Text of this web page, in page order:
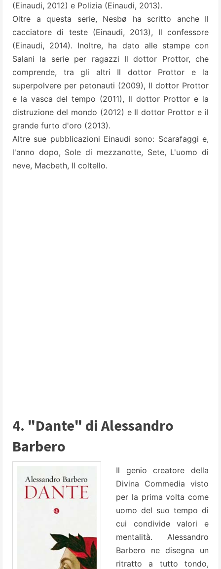
(Einaudi, 2012) e Polizia (Einaudi, 2013).
Oltre a questa serie, Nesbø ha scritto anche Il
cacciatore di teste (Einaudi, 2013), Il confessore
(Einaudi, 2014). Inoltre, ha dato alle stampe con
Salani la serie per ragazzi Il dottor Prottor, che
comprende, tra gli altri Il dottor Prottor e la
superpolvere per petonauti (2009), Il dottor Prottor
e la vasca del tempo (2011), Il dottor Prottor e la
distruzione del mondo (2012) e Il dottor Prottor e il
grande furto d'oro (2013).
Altre sue pubblicazioni Einaudi sono: Scarafaggi e,
l'anno dopo, Sole di mezzanotte, Sete, L'uomo di
neve, Macbeth, Il coltello.
4. "Dante" di Alessandro
Barbero
Il genio creatore della
Divina Commedia visto
per la prima volta come
uomo del suo tempo di
cui condivide valori e
mentalità. Alessandro
Barbero ne disegna un
ritratto a tutto tondo,